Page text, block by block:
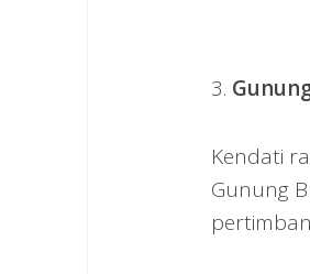
3.
Kendati
Gunung